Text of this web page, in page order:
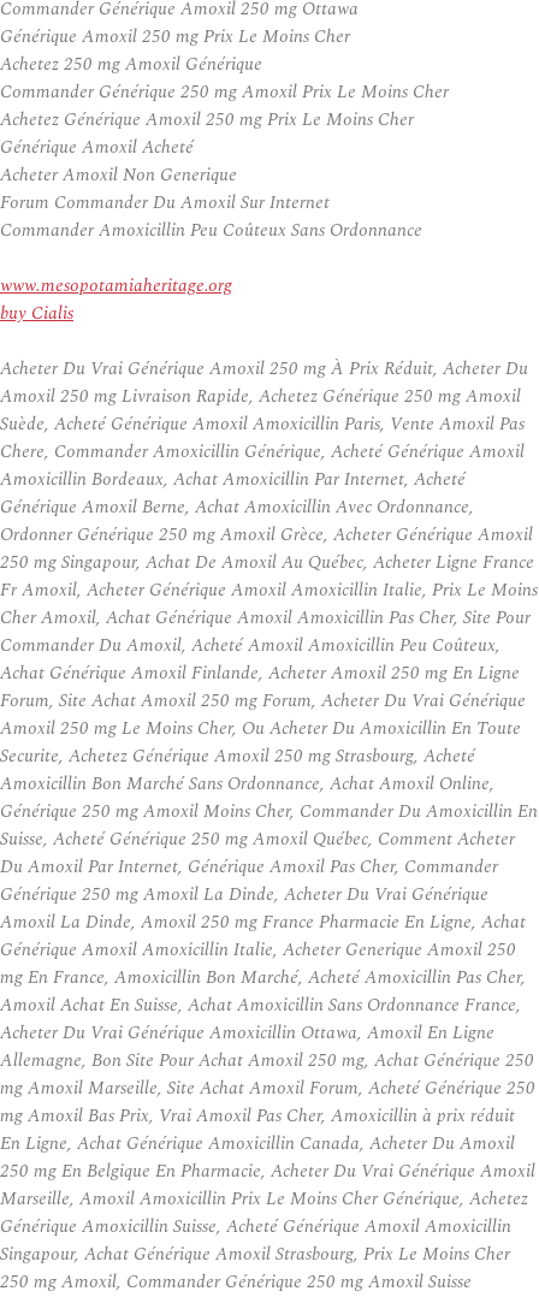
Commander Générique Amoxil 250 mg Ottawa
Générique Amoxil 250 mg Prix Le Moins Cher
Achetez 250 mg Amoxil Générique
Commander Générique 250 mg Amoxil Prix Le Moins Cher
Achetez Générique Amoxil 250 mg Prix Le Moins Cher
Générique Amoxil Acheté
Acheter Amoxil Non Generique
Forum Commander Du Amoxil Sur Internet
Commander Amoxicillin Peu Coûteux Sans Ordonnance
www.mesopotamiaheritage.org
buy Cialis
Acheter Du Vrai Générique Amoxil 250 mg À Prix Réduit, Acheter Du
Amoxil 250 mg Livraison Rapide, Achetez Générique 250 mg Amoxil
Suède, Acheté Générique Amoxil Amoxicillin Paris, Vente Amoxil Pas
Chere, Commander Amoxicillin Générique, Acheté Générique Amoxil
Amoxicillin Bordeaux, Achat Amoxicillin Par Internet, Acheté
Générique Amoxil Berne, Achat Amoxicillin Avec Ordonnance,
Ordonner Générique 250 mg Amoxil Grèce, Acheter Générique Amoxil
250 mg Singapour, Achat De Amoxil Au Québec, Acheter Ligne France
Fr Amoxil, Acheter Générique Amoxil Amoxicillin Italie, Prix Le Moins
Cher Amoxil, Achat Générique Amoxil Amoxicillin Pas Cher, Site Pour
Commander Du Amoxil, Acheté Amoxil Amoxicillin Peu Coûteux,
Achat Générique Amoxil Finlande, Acheter Amoxil 250 mg En Ligne
Forum, Site Achat Amoxil 250 mg Forum, Acheter Du Vrai Générique
Amoxil 250 mg Le Moins Cher, Ou Acheter Du Amoxicillin En Toute
Securite, Achetez Générique Amoxil 250 mg Strasbourg, Acheté
Amoxicillin Bon Marché Sans Ordonnance, Achat Amoxil Online,
Générique 250 mg Amoxil Moins Cher, Commander Du Amoxicillin En
Suisse, Acheté Générique 250 mg Amoxil Québec, Comment Acheter
Du Amoxil Par Internet, Générique Amoxil Pas Cher, Commander
Générique 250 mg Amoxil La Dinde, Acheter Du Vrai Générique
Amoxil La Dinde, Amoxil 250 mg France Pharmacie En Ligne, Achat
Générique Amoxil Amoxicillin Italie, Acheter Generique Amoxil 250
mg En France, Amoxicillin Bon Marché, Acheté Amoxicillin Pas Cher,
Amoxil Achat En Suisse, Achat Amoxicillin Sans Ordonnance France,
Acheter Du Vrai Générique Amoxicillin Ottawa, Amoxil En Ligne
Allemagne, Bon Site Pour Achat Amoxil 250 mg, Achat Générique 250
mg Amoxil Marseille, Site Achat Amoxil Forum, Acheté Générique 250
mg Amoxil Bas Prix, Vrai Amoxil Pas Cher, Amoxicillin à prix réduit
En Ligne, Achat Générique Amoxicillin Canada, Acheter Du Amoxil
250 mg En Belgique En Pharmacie, Acheter Du Vrai Générique Amoxil
Marseille, Amoxil Amoxicillin Prix Le Moins Cher Générique, Achetez
Générique Amoxicillin Suisse, Acheté Générique Amoxil Amoxicillin
Singapour, Achat Générique Amoxil Strasbourg, Prix Le Moins Cher
250 mg Amoxil, Commander Générique 250 mg Amoxil Suisse